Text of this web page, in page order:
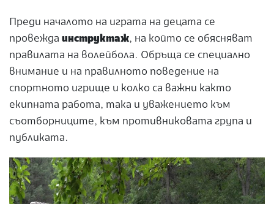
Преди началото на играта на децата се
провежда инструктаж, на който се обясняват
правилата на волейбола. Обръща се специално
внимание и на правилното поведение на
спортното игрище и колко са важни както
екипната работа, така и уважението към
съотборниците, към противниковата група и
публиката.